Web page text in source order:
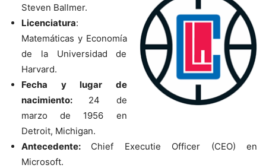
Steven Ballmer.
Licenciatura:
Matemáticas y Economía
de la Universidad de
Harvard.
Fecha y lugar de
nacimiento: 24 de
marzo de 1956 en
Detroit, Michigan.
Antecedente: Chief Executie Officer (CEO) en
Microsoft.